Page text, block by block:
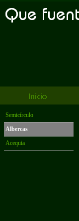
Semicírculo
Albercas
Acequia